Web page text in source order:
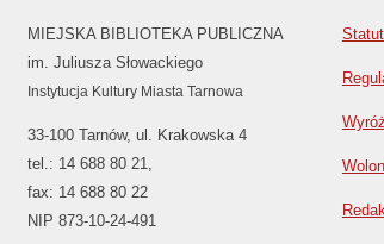
MIEJSKA BIBLIOTEKA PUBLICZNA
im. Juliusza Słowackiego
Instytucja Kultury Miasta Tarnowa
33-100 Tarnów, ul. Krakowska 4
tel.: 14 688 80 21,
fax: 14 688 80 22
NIP 873-10-24-491